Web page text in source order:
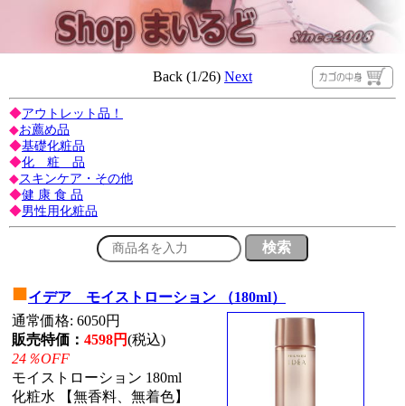
Back (1/26) Next
◆アウトレット品！
◆お薦め品
◆基礎化粧品
◆化 粧 品
◆スキンケア・その他
◆健 康 食 品
◆男性用化粧品
■イデア モイストローション （180ml）
通常価格: 6050円
販売特価： 4598円(税込)
24％OFF
モイストローション 180ml
化粧水 【無香料、無着色】